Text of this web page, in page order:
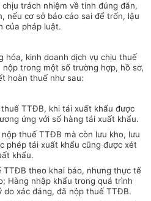
trách nhiệm về tính đúng đắn,
nếu cơ sở báo cáo sai để trốn, lậu
của pháp luật.
hóa, kinh doanh dịch vụ chịu thuế
trong một số trường hợp, hồ sơ,
hoàn thuế như sau:
TTĐB, khi tái xuất khẩu được
ứng với số hàng tái xuất khẩu.
thuế TTĐB mà còn lưu kho, lưu
phép tái xuất khẩu cũng được xét
khẩu.
TTĐB theo khai báo, nhưng thực tế
Hàng nhập khẩu trong quá trình
do xác đáng, đã nộp thuế TTĐB.